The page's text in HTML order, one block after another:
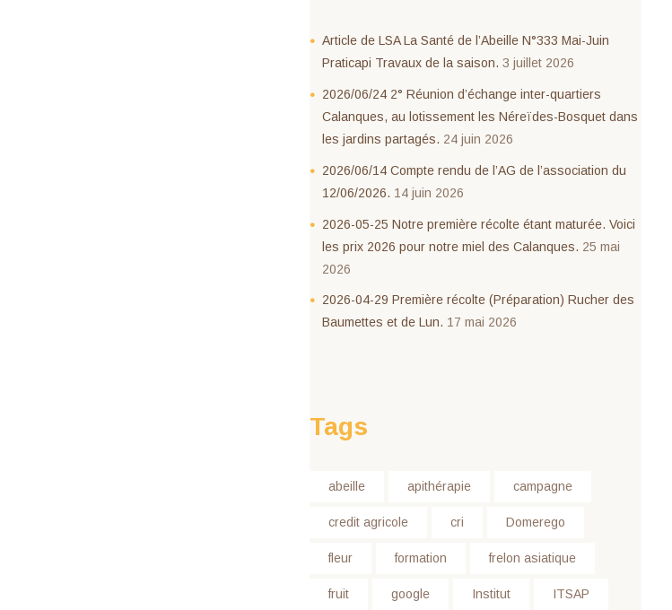
Article de LSA La Santé de l’Abeille N°333 Mai-Juin
Praticapi Travaux de la saison. 3 juillet 2026
2026/06/24 2° Réunion d’échange inter-quartiers
Calanques, au lotissement les Néreïdes-Bosquet dans
les jardins partagés. 24 juin 2026
2026/06/14 Compte rendu de l’AG de l’association du
12/06/2026. 14 juin 2026
2026-05-25 Notre première récolte étant maturée. Voici
les prix 2026 pour notre miel des Calanques. 25 mai
2026
2026-04-29 Première récolte (Préparation) Rucher des
Baumettes et de Lun. 17 mai 2026
Tags
abeille apithérapie campagne
credit agricole cri Domerego
fleur formation frelon asiatique
fruit google Institut ITSAP